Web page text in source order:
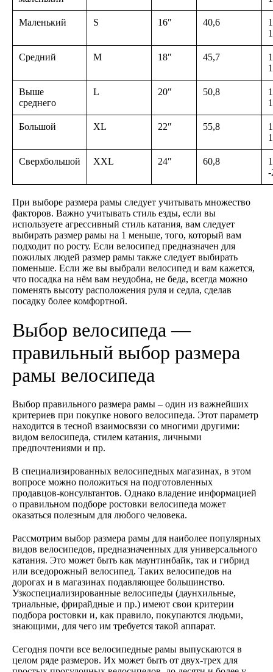
Маленький S 16″ 40,6
Средний M 18″ 45,7
Выше
среднего
L 20″ 50,8
Большой XL 22″ 55,8
Сверхбольшой XXL 24″ 60,8
-
При выборе размера рамы следует учитывать множество
факторов. Важно учитывать стиль езды, если вы
используете агрессивный стиль катания, вам следует
выбирать размер рамы на 1 меньше, того, который вам
подходит по росту. Если велосипед предназначен для
пожилых людей размер рамы также следует выбирать
поменьше. Если же вы выбрали велосипед и вам кажется,
что посадка на нём вам неудобна, не беда, всегда можно
поменять высоту расположения руля и седла, сделав
посадку более комфортной.
Выбор велосипеда —
правильный выбор размера
рамы велосипеда
Выбор правильного размера рамы – один из важнейших
критериев при покупке нового велосипеда. Этот параметр
находится в тесной взаимосвязи со многими другими:
видом велосипеда, стилем катания, личными
предпочтениями и пр.
В специализированных велосипедных магазинах, в этом
вопросе можно положиться на подготовленных
продавцов-консультантов. Однако владение информацией
о правильном подборе ростовки велосипеда может
оказаться полезным для любого человека.
Рассмотрим выбор размера рамы для наиболее популярных
видов велосипедов, предназначенных для универсального
катания. Это может быть как маунтинбайк, так и гибрид
или вседорожный велосипед. Таких велосипедов на
дорогах и в магазинах подавляющее большинство.
Узкоспециализированные велосипеды (даунхильные,
триальные, фрирайдные и пр.) имеют свои критерии
подбора ростовки и, как правило, покупаются людьми,
знающими, для чего им требуется такой аппарат.
Сегодня почти все велосипедные рамы выпускаются в
целом ряде размеров. Их может быть от двух-трех для